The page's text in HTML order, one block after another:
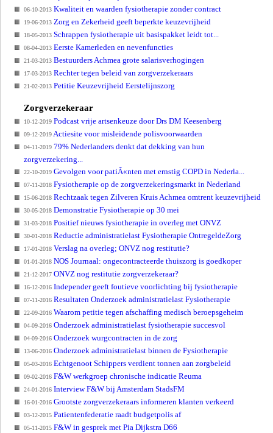
06-10-2013 Kwaliteit en waarden fysiotherapie zonder contract
19-06-2013 Zorg en Zekerheid geeft beperkte keuzevrijheid
18-05-2013 Schrappen fysiotherapie uit basispakket leidt tot...
08-04-2013 Eerste Kamerleden en nevenfuncties
21-03-2013 Bestuurders Achmea grote salarisverhogingen
17-03-2013 Rechter tegen beleid van zorgverzekeraars
21-02-2013 Petitie Keuzevrijheid Eerstelijnszorg
Zorgverzekeraar
10-12-2019 Podcast vrije artsenkeuze door Drs DM Keesenberg
09-12-2019 Actiesite voor misleidende polisvoorwaarden
04-11-2019 79% Nederlanders denkt dat dekking van hun
zorgverzekering...
22-10-2019 Gevolgen voor patiÃ«nten met ernstig COPD in Nederla...
07-11-2018 Fysiotherapie op de zorgverzekeringsmarkt in Nederland
15-06-2018 Rechtzaak tegen Zilveren Kruis Achmea omtrent keuzevrijheid
30-05-2018 Demonstratie Fysiotherapie op 30 mei
31-03-2018 Positief nieuws fysiotherapie in overleg met ONVZ
30-01-2018 Reductie administratielast Fysiotherapie OntregeldeZorg
17-01-2018 Verslag na overleg; ONVZ nog restitutie?
01-01-2018 NOS Journaal: ongecontracteerde thuiszorg is goedkoper
21-12-2017 ONVZ nog restitutie zorgverzekeraar?
16-12-2016 Independer geeft foutieve voorlichting bij fysiotherapie
07-11-2016 Resultaten Onderzoek administratielast Fysiotherapie
22-09-2016 Waarom petitie tegen afschaffing medisch beroepsgeheim
04-09-2016 Onderzoek administratielast fysiotherapie succesvol
04-09-2016 Onderzoek wurgcontracten in de zorg
13-06-2016 Onderzoek administratielast binnen de Fysiotherapie
05-03-2016 Echtgenoot Schippers verdient tonnen aan zorgbeleid
09-02-2016 F&W werkgroep chronische indicatie Reuma
24-01-2016 Interview F&W bij Amsterdam StadsFM
16-01-2016 Grootste zorgverzekeraars informeren klanten verkeerd
03-12-2015 Patientenfederatie raadt budgetpolis af
05-11-2015 F&W in gesprek met Pia Dijkstra D66